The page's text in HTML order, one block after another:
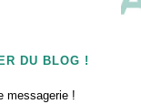
DU BLOG !
messagerie !